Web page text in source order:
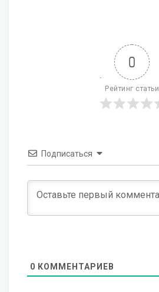
0
Рейтинг статьи
Подписаться
0 КОММЕНТАРИЕВ